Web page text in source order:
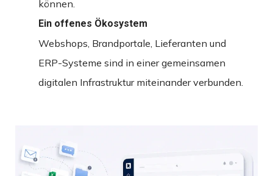
können.
Ein offenes Ökosystem
Webshops, Brandportale, Lieferanten und
ERP-Systeme sind in einer gemeinsamen
digitalen Infrastruktur miteinander verbunden.